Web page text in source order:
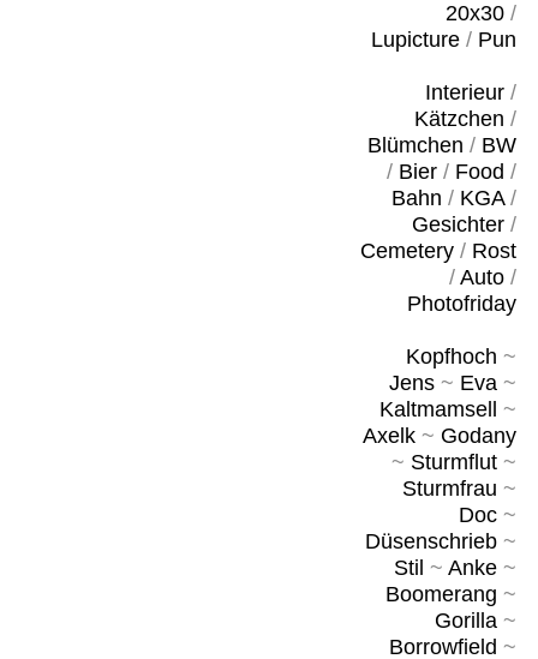
20x30/
Lupicture/ Pun
Interieur/
Kätzchen /
Blümchen / BW
/ Bier/ Food /
Bahn / KGA/
Gesichter/
Cemetery/ Rost
/ Auto/
Photofriday
Kopfhoch ~
Jens~ Eva~
Kaltmamsell
~
Axelk~ Godany
~ Sturmflut~
Sturmfrau ~
Doc~
Düsenschrieb~
Stil ~ Anke~
Boomerang ~
Gorilla~
Borrowfield ~